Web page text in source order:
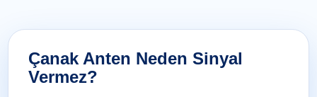
Çanak Anten Neden Sinyal
Vermez?